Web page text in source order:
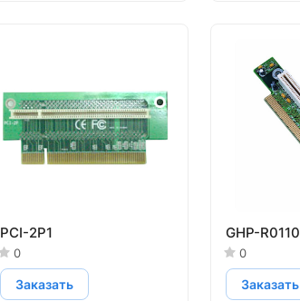
PCI-2P1
0
Заказать
GHP-R0110
0
Заказать